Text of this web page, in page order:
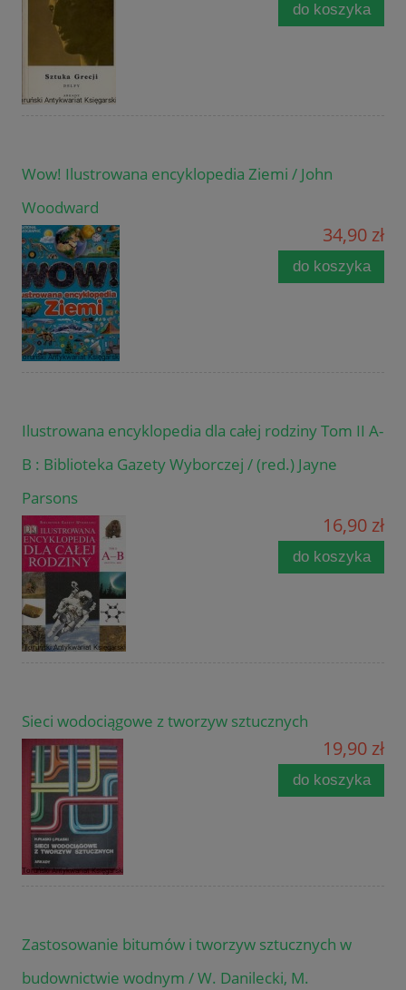
do koszyka
Wow! Ilustrowana encyklopedia Ziemi / John
Woodward
34,90 zł
do koszyka
Ilustrowana encyklopedia dla całej rodziny Tom II A-
B : Biblioteka Gazety Wyborczej / (red.) Jayne
Parsons
16,90 zł
do koszyka
Sieci wodociągowe z tworzyw sztucznych
19,90 zł
do koszyka
Zastosowanie bitumów i tworzyw sztucznych w
budownictwie wodnym / W. Danilecki, M.